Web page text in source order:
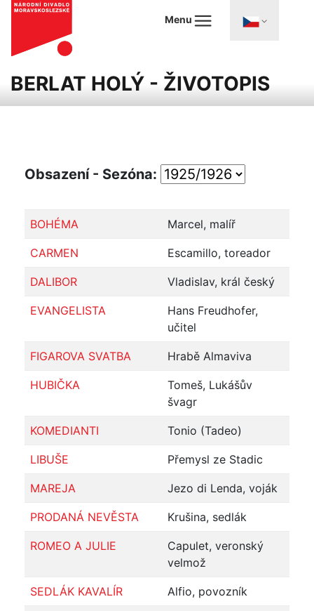
Menu
BERLAT HOLÝ - ŽIVOTOPIS
Obsazení - Sezóna:
BOHÉMA Marcel, malíř
CARMEN Escamillo, toreador
DALIBOR Vladislav, král český
EVANGELISTA
Hans Freudhofer,
učitel
FIGAROVA SVATBA Hrabě Almaviva
HUBIČKA
Tomeš, Lukášův
švagr
KOMEDIANTI Tonio (Tadeo)
LIBUŠE Přemysl ze Stadic
MAREJA Jezo di Lenda, voják
PRODANÁ NEVĚSTA Krušina, sedlák
ROMEO A JULIE
Capulet, veronský
velmož
SEDLÁK KAVALÍR Alfio, povozník